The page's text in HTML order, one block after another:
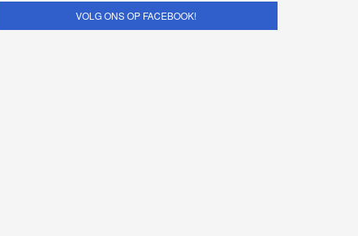
VOLG ONS OP FACEBOOK!